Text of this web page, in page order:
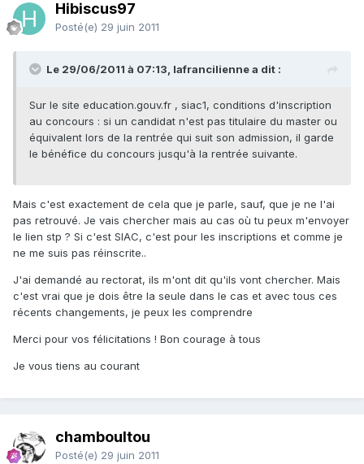
Hibiscus97
Posté(e) 29 juin 2011
Le 29/06/2011 à 07:13, lafrancilienne a dit :
Sur le site education.gouv.fr , siac1, conditions d'inscription
au concours : si un candidat n'est pas titulaire du master ou
équivalent lors de la rentrée qui suit son admission, il garde
le bénéfice du concours jusqu'à la rentrée suivante.
Mais c'est exactement de cela que je parle, sauf, que je ne l'ai
pas retrouvé. Je vais chercher mais au cas où tu peux m'envoyer
le lien stp ? Si c'est SIAC, c'est pour les inscriptions et comme je
ne me suis pas réinscrite..
J'ai demandé au rectorat, ils m'ont dit qu'ils vont chercher. Mais
c'est vrai que je dois être la seule dans le cas et avec tous ces
récents changements, je peux les comprendre
Merci pour vos félicitations ! Bon courage à tous
Je vous tiens au courant
chamboultou
Posté(e) 29 juin 2011